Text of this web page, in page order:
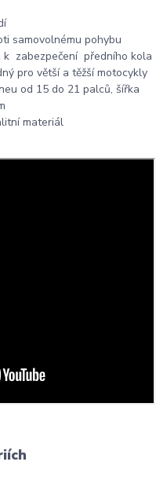
samovolnému pohybu
k zabezpečení předního kola
pro větší a těžší motocykly
od 15 do 21 palců, šířka
materiál